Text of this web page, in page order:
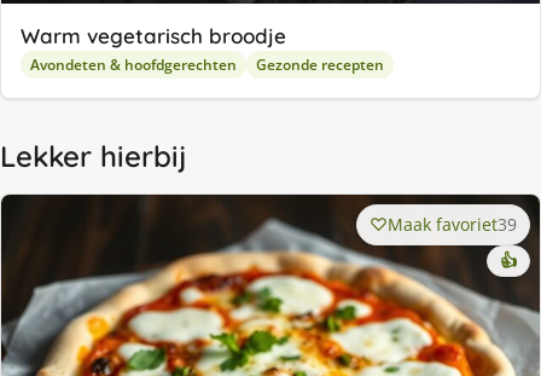
Warm vegetarisch broodje
Avondeten & hoofdgerechten Gezonde recepten
Lekker hierbij
Maak favoriet39
👍